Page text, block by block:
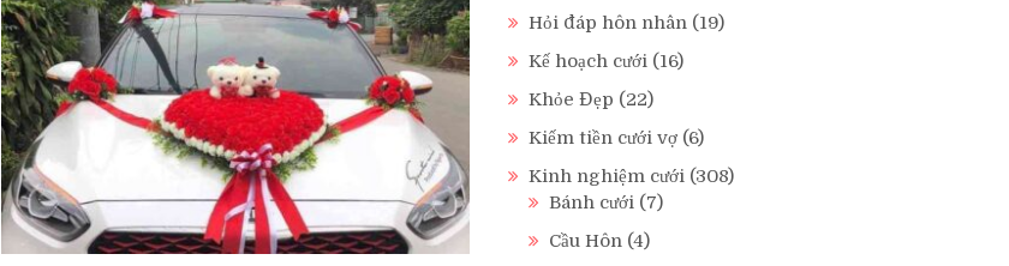
Xa:
Đẹp,
Bền
Và
An
Hỏi đáp hôn nhân (19)
Kế hoạch cưới (16)
Khỏe Đẹp (22)
Kiếm tiền cưới vợ (6)
Kinh nghiệm cưới (308)
Bánh cưới (7)
Cầu Hôn (4)